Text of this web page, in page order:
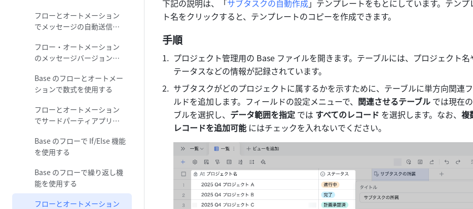
フローとオートメーション
でメッセージの自動送信を
フロー・オートメーション
のメッセージバージョンの
Base のフローとオートメー
ションで数式を使用する
フローとオートメーション
でサードパーティアプリを
Base のフローで If/Else 機能
を使用する
Base のフローで繰り返し機
能を使用する
フローとオートメーション
下記の説明は、「サブタスクの自動作成」テンプレートをもとにしています。テンプ
ト名をクリックすると、テンプレートのコピーを作成できます。
手順
プロジェクト管理用の Base ファイルを開きます。テーブルには、プロジェクト名
テータスなどの情報が記録されています。
サブタスクがどのプロジェクトに属するかを示すために、テーブルに単方向関連
ルドを追加します。フィールドの設定メニューで、 関連させるテーブル では現在
ブルを選択し、 データ範囲を指定 では すべてのレコード を選択します。なお、 複
レコードを追加可能 にはチェックを入れないでください。